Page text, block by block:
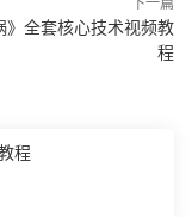
》全套核心技术视频教
程
程